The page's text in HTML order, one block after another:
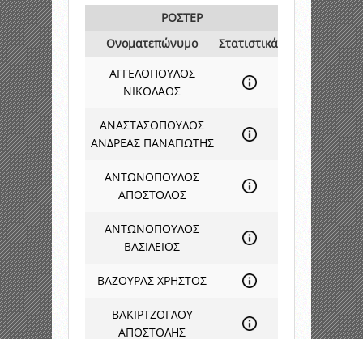
ΡΟΣΤΕΡ
Ονοματεπώνυμο
Στατιστικά
ΑΓΓΕΛΟΠΟΥΛΟΣ
ΝΙΚΟΛΑΟΣ
ΑΝΑΣΤΑΣΟΠΟΥΛΟΣ
ΑΝΔΡΕΑΣ ΠΑΝΑΓΙΩΤΗΣ
ΑΝΤΩΝΟΠΟΥΛΟΣ
ΑΠΟΣΤΟΛΟΣ
ΑΝΤΩΝΟΠΟΥΛΟΣ
ΒΑΣΙΛΕΙΟΣ
ΒΑΖΟΥΡΑΣ ΧΡΗΣΤΟΣ
ΒΑΚΙΡΤΖΟΓΛΟΥ
ΑΠΟΣΤΟΛΗΣ